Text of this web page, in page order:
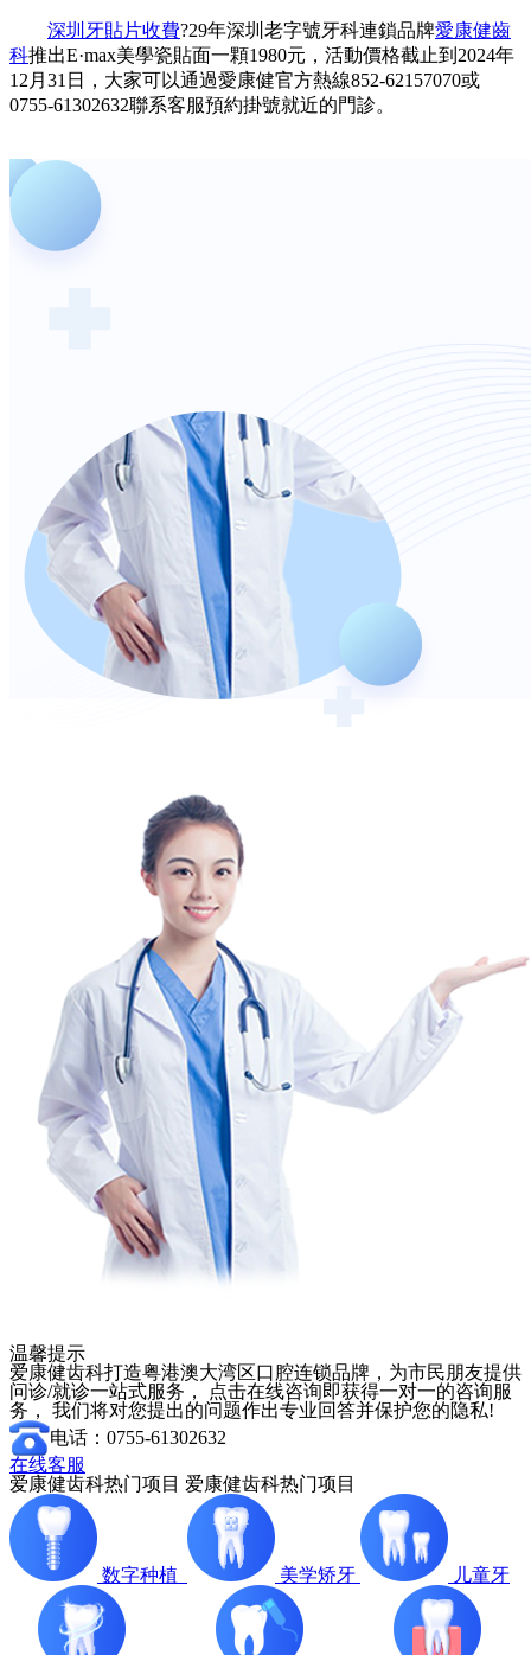
深圳牙貼片收費?29年深圳老字號牙科連鎖品牌愛康健齒
科推出E·max美學瓷貼面一顆1980元，活動價格截止到2024年
12月31日，大家可以通過愛康健官方熱線852-62157070或
0755-61302632聯系客服預約掛號就近的門診。
温馨提示
爱康健齿科打造粤港澳大湾区口腔连锁品牌，为市民朋友提供
问诊/就诊一站式服务， 点击在线咨询即获得一对一的咨询服
务， 我们将对您提出的问题作出专业回答并保护您的隐私!
电话：0755-61302632
在线客服
爱康健齿科热门项目 爱康健齿科热门项目
数字种植 美学矫牙 儿童牙